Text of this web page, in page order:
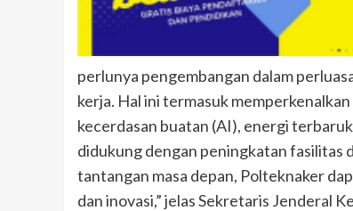
perlunya pengembangan dalam
kerja. Hal ini termasuk
kecerdasan buatan (AI), energi
didukung dengan peningkatan fasilitas
tantangan masa depan, Polteknaker
dan inovasi,” jelas Sekretaris Jenderal